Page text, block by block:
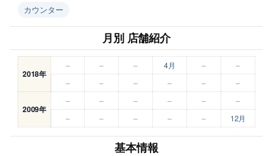
カウンター
月別 店舗紹介
2018年
– – – 4月 –
–
–
– – – – –
2009年
– – – – –
–
–
– – – – 12月
基本情報